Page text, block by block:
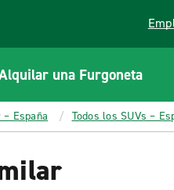
Link
una Furgoneta
España Todos los SUVs –